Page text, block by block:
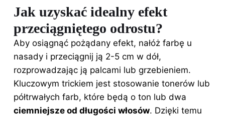
Jak uzyskać idealny efekt
przeciągniętego odrostu?
Aby osiągnąć pożądany efekt, nałóż farbę u
nasady i przeciągnij ją 2-5 cm w dół,
rozprowadzając ją palcami lub grzebieniem.
Kluczowym trickiem jest stosowanie tonerów lub
półtrwałych farb, które będą o ton lub dwa
ciemniejsze od długości włosów. Dzięki temu